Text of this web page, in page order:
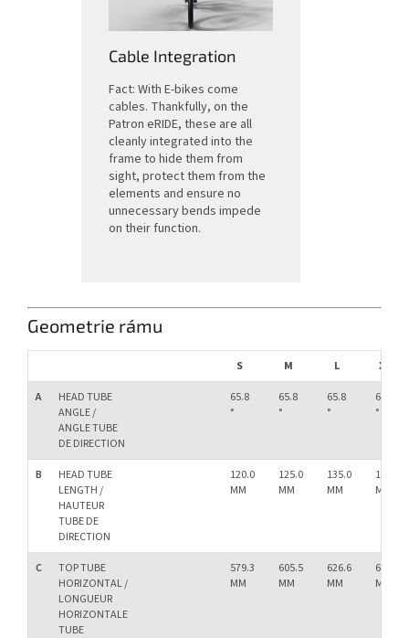
Cable Integration
Fact: With E-bikes come
cables. Thankfully, on the
Patron eRIDE, these are all
cleanly integrated into the
frame to hide them from
sight, protect them from the
elements and ensure no
unnecessary bends impede
on their function.
Geometrie rámu
S M L
XL
A
HEAD TUBE
ANGLE /
ANGLE TUBE
DE DIRECTION
65.8
°
65.8
°
65.8
°
65.8
°
B
HEAD TUBE
LENGTH /
HAUTEUR
TUBE DE
DIRECTION
120.0
MM
125.0
MM
135.0
MM
145.0
MM
C
TOP TUBE
HORIZONTAL /
LONGUEUR
HORIZONTALE
TUBE
579.3
MM
605.5
MM
626.6
MM
657.0
MM